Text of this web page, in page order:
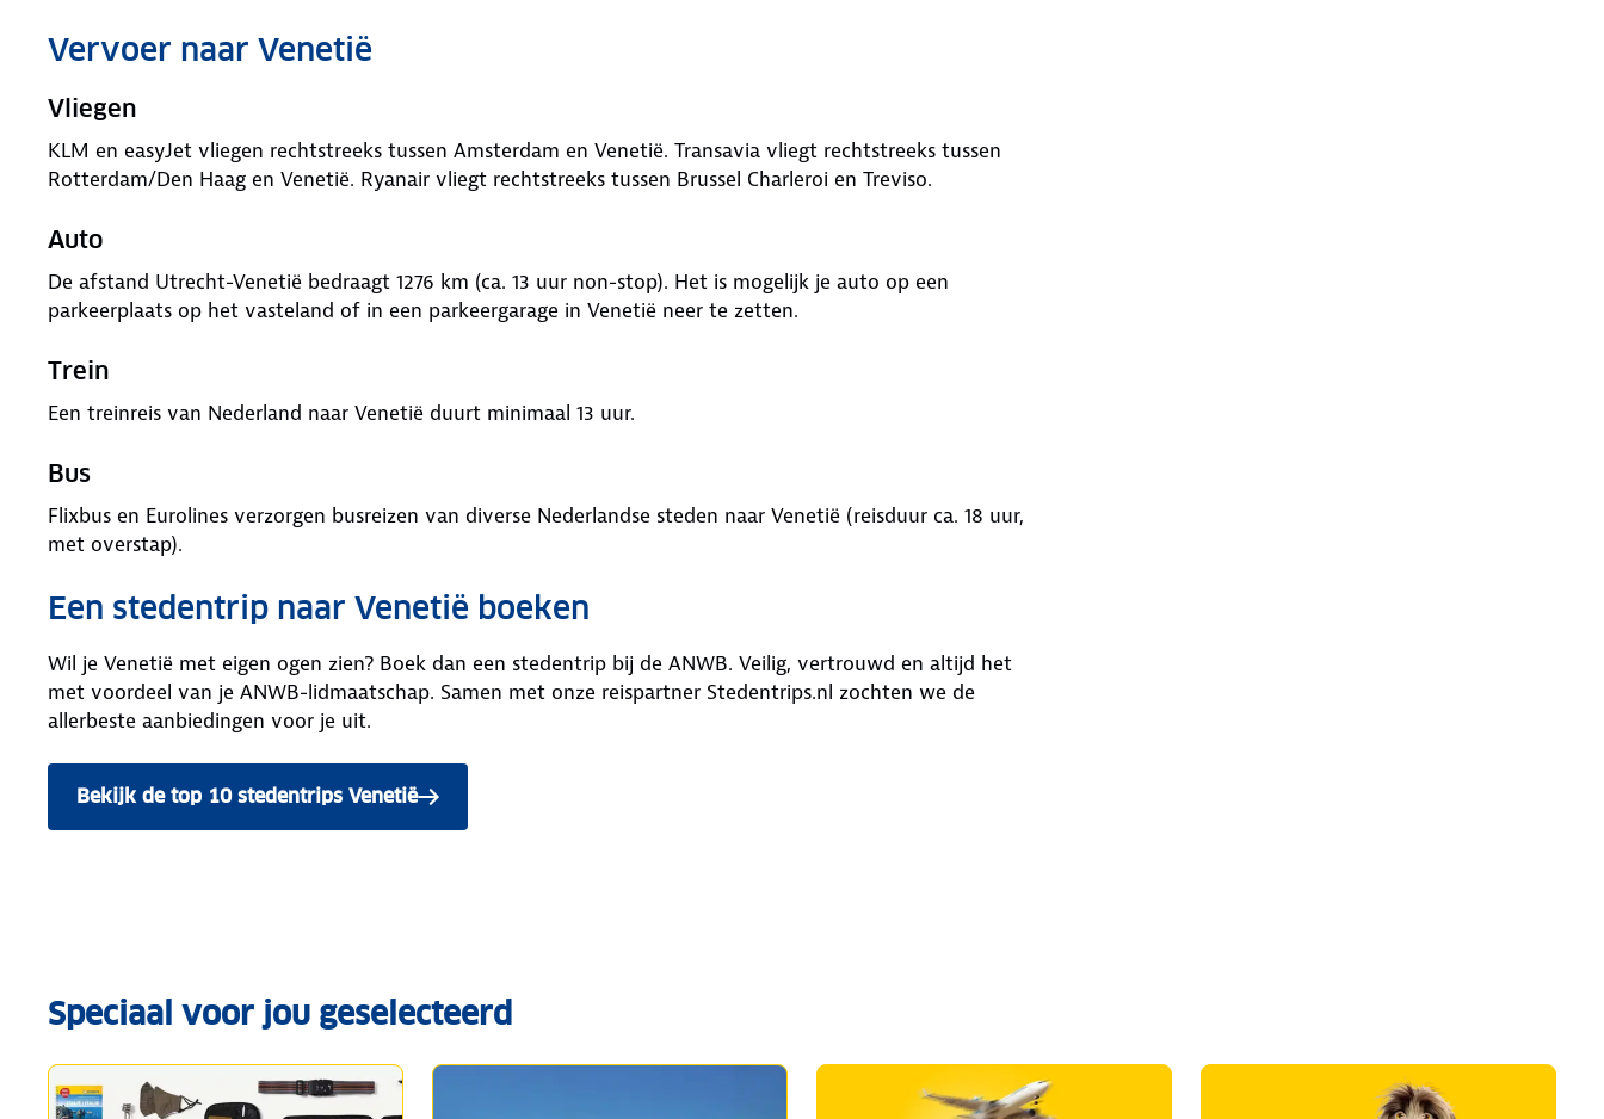
Vervoer naar Venetië
Vliegen
KLM en easyJet vliegen rechtstreeks tussen Amsterdam en Venetië. Transavia vliegt rechtstreeks tussen
Rotterdam/Den Haag en Venetië. Ryanair vliegt rechtstreeks tussen Brussel Charleroi en Treviso.
Auto
De afstand Utrecht-Venetië bedraagt 1276 km (ca. 13 uur non-stop). Het is mogelijk je auto op een
parkeerplaats op het vasteland of in een parkeergarage in Venetië neer te zetten.
Trein
Een treinreis van Nederland naar Venetië duurt minimaal 13 uur.
Bus
Flixbus en Eurolines verzorgen busreizen van diverse Nederlandse steden naar Venetië (reisduur ca. 18 uur,
met overstap).
Een stedentrip naar Venetië boeken
Wil je Venetië met eigen ogen zien? Boek dan een stedentrip bij de ANWB. Veilig, vertrouwd en altijd het
met voordeel van je ANWB-lidmaatschap. Samen met onze reispartner Stedentrips.nl zochten we de
allerbeste aanbiedingen voor je uit.
Bekijk de top 10 stedentrips Venetië
Speciaal voor jou geselecteerd